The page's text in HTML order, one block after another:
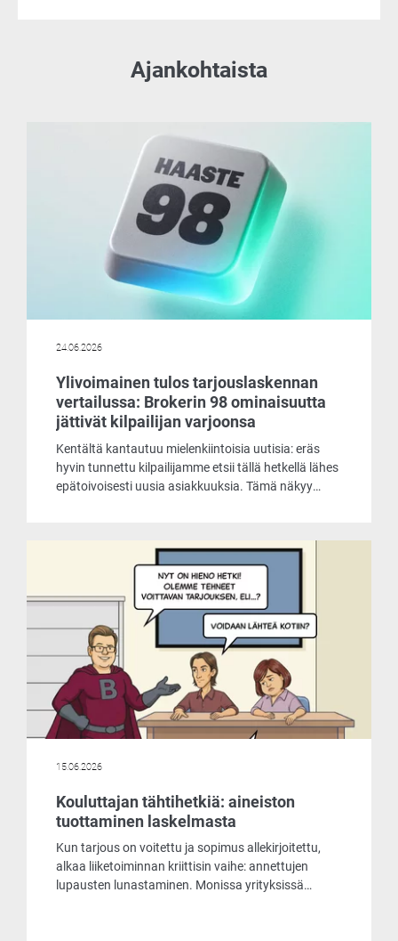
Ajankohtaista
24.06.2026
Ylivoimainen tulos tarjouslaskennan
vertailussa: Brokerin 98 ominaisuutta
jättivät kilpailijan varjoonsa
Kentältä kantautuu mielenkiintoisia uutisia: eräs
hyvin tunnettu kilpailijamme etsii tällä hetkellä lähes
epätoivoisesti uusia asiakkuuksia. Tämä näkyy
markkinoiden liikehdintä johtuu ja mitä
ilmaisohjelma pitää sisällään.
15.06.2026
Kouluttajan tähtihetkiä: aineiston
tuottaminen laskelmasta
Kun tarjous on voitettu ja sopimus allekirjoitettu,
alkaa liiketoiminnan kriittisin vaihe: annettujen
lupausten lunastaminen. Monissa yrityksissä